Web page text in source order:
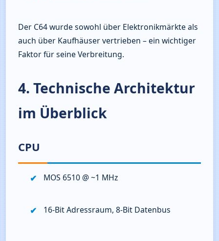
Der C64 wurde sowohl über Elektronikmärkte als
auch über Kaufhäuser vertrieben – ein wichtiger
Faktor für seine Verbreitung.
4. Technische Architektur
im Überblick
CPU
MOS 6510 @ ~1 MHz
16‑Bit Adressraum, 8‑Bit Datenbus